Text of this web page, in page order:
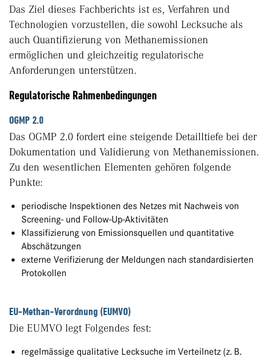
Das Ziel dieses Fachberichts ist es, Verfahren und
Technologien vorzustellen, die sowohl Lecksuche als
auch Quantifizierung von Methanemissionen
ermöglichen und gleichzeitig regulatorische
Anforderungen unterstützen.
Regulatorische Rahmenbedingungen
OGMP 2.0
Das OGMP 2.0 fordert eine steigende Detailltiefe bei der
Dokumentation und Validierung von Methanemissionen.
Zu den wesentlichen Elementen gehören folgende
Punkte:
periodische Inspektionen des Netzes mit Nachweis von
Screening- und Follow-Up-Aktivitäten
Klassifizierung von Emissionsquellen und quantitative
Abschätzungen
externe Verifizierung der Meldungen nach standardisierten
Protokollen
EU-Methan-Verordnung (EUMVO)
Die EUMVO legt Folgendes fest:
regelmässige qualitative Lecksuche im Verteilnetz (z. B.